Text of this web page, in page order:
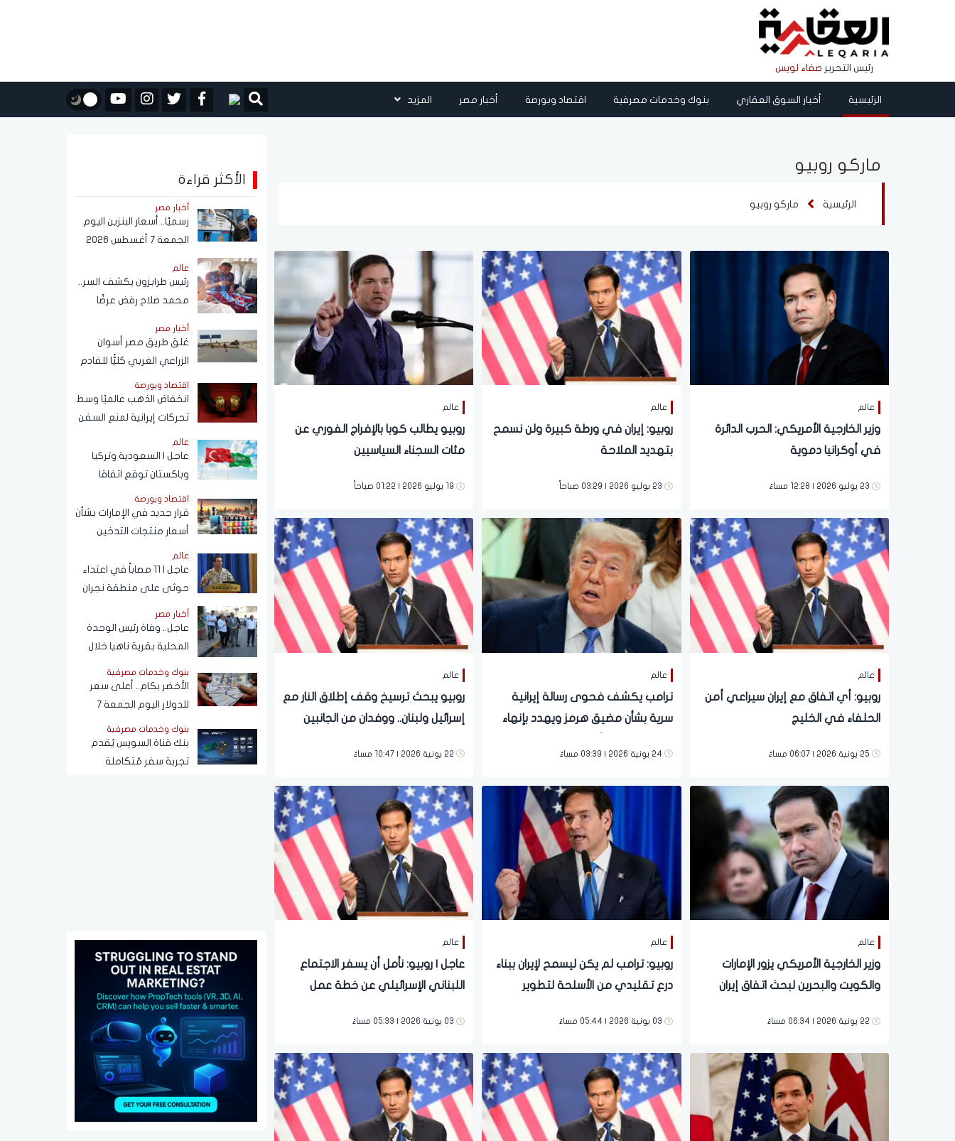
رئيس التحرير صفاء لويس
الرئيسية أخبار السوق العقاري بنوك وخدمات مصرفية اقتصاد وبورصة أخبار مصر المزيد
ماركو روبيو
الرئيسية ماركو روبيو
عالم
وزير الخارجية الأمريكي: الحرب الدائرة
في أوكرانيا دموية
23 يوليو 2026 | 12:28 مساءً
عالم
روبيو: إيران في ورطة كبيرة ولن نسمح
بتهديد الملاحة
23 يوليو 2026 | 03:29 صباحاً
عالم
روبيو يطالب كوبا بالإفراج الفوري عن
مئات السجناء السياسيين
19 يوليو 2026 | 01:22 صباحاً
عالم
روبيو: أي اتفاق مع إيران سيراعي أمن
الحلفاء في الخليج
25 يونية 2026 | 06:07 مساءً
عالم
ترامب يكشف فحوى رسالة إيرانية
سرية بشأن مضيق هرمز ويهدد بإنهاء
24 يونية 2026 | 03:39 مساءً
عالم
روبيو يبحث ترسيخ وقف إطلاق النار مع
إسرائيل ولبنان.. ووفدان من الجانبين
22 يونية 2026 | 10:47 مساءً
عالم
وزير الخارجية الأمريكي يزور الإمارات
والكويت والبحرين لبحث اتفاق إيران
22 يونية 2026 | 06:34 مساءً
عالم
روبيو: ترامب لم يكن ليسمح لإيران ببناء
درع تقليدي من الأسلحة لتطوير
03 يونية 2026 | 05:44 مساءً
عالم
عاجل | روبيو: نأمل أن يسفر الاجتماع
اللبناني الإسرائيلي عن خطة عمل
03 يونية 2026 | 05:33 مساءً
الأكثر قراءة
أخبار مصر
رسميًا.. أسعار البنزين اليوم
الجمعة 7 أغسطس 2026
عالم
رئيس طرابزون يكشف السر..
محمد صلاح رفض عرضًا
أضعاف
أخبار مصر
غلق طريق مصر أسوان
الزراعي الغربي كليًّا للقادم
من ميدان المنيب تجاه
العياط
اقتصاد وبورصة
انخفاض الذهب عالميًا وسط
تحركات إيرانية لمنع السفن
الأمريكية والإسرائيلية من
مرور هرمز
عالم
عاجل | السعودية وتركيا
وباكستان توقع اتفاقا
للدفاع المشترك في الرياض
اقتصاد وبورصة
قرار جديد في الإمارات بشأن
أسعار منتجات التدخين
الإلكتروني يدخل حيز
التنفيذ سبتمبر المقبل
عالم
عاجل | 11 مصاباً في اعتداء
حوثى على منطقة نجران
السعودية
أخبار مصر
عاجل.. وفاة رئيس الوحدة
المحلية بقرية ناهيا خلال
بنوك وخدمات مصرفية
الأخضر بكام.. أعلى سعر
للدولار اليوم الجمعة 7
بنوك وخدمات مصرفية
بنك قناة السويس يُقدم
تجربة سفر مُتكاملة